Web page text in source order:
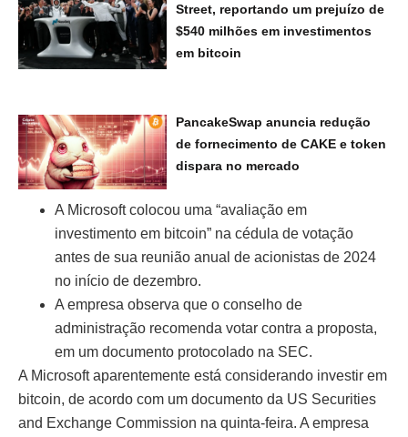
Street, reportando um prejuízo de
$540 milhões em investimentos
em bitcoin
PancakeSwap anuncia redução
de fornecimento de CAKE e token
dispara no mercado
A Microsoft colocou uma “avaliação em
investimento em bitcoin” na cédula de votação
antes de sua reunião anual de acionistas de 2024
no início de dezembro.
A empresa observa que o conselho de
administração recomenda votar contra a proposta,
em um documento protocolado na SEC.
A Microsoft aparentemente está considerando investir em
bitcoin, de acordo com um documento da US Securities
and Exchange Commission na quinta-feira. A empresa